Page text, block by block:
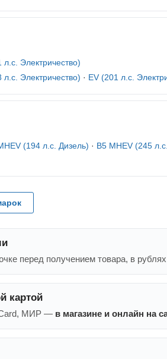
л.с. Электричество)
л.с. Электричество) · EV (201 л.с.
(194 л.с. Дизель) · B5 MHEV (245
перед получением товара, в
картой
МИР — в магазине и онлайн на